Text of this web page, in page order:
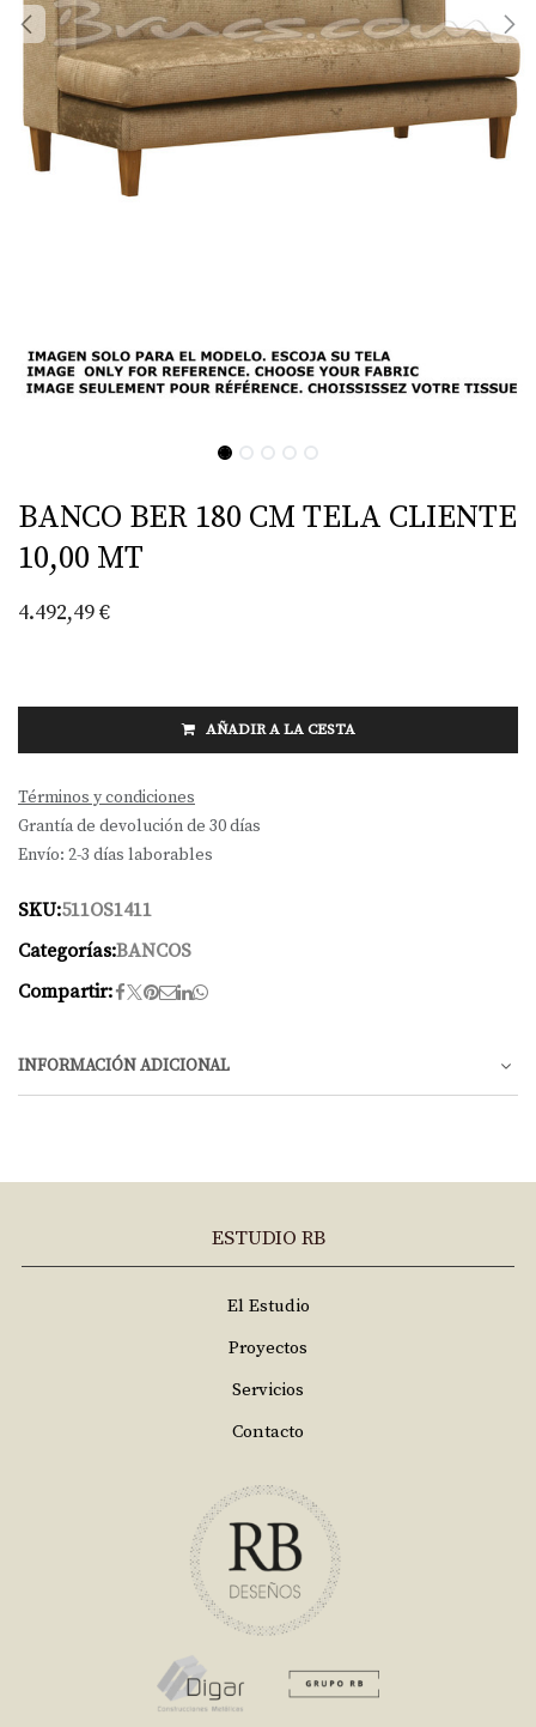
BANCO BER 180 CM TELA CLIENTE
10,00 MT
4.492,49€
AÑADIR A LA CESTA
Términos y condiciones
Grantía de devolución de 30 días
Envío: 2-3 días laborables
SKU:511OS1411
Categorías:BANCOS
Compartir:
INFORMACIÓN ADICIONAL
ESTUDIO RB
El Estudio
Proyectos
Servicios
Contacto